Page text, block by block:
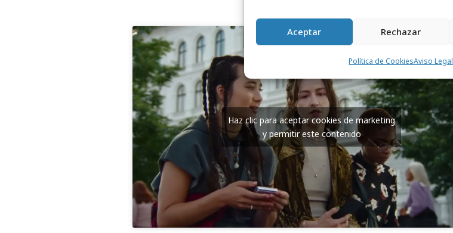
Aceptar Rechazar
Política de CookiesAviso Legal
Haz clic para aceptar cookies de marketing
y permitir este contenido